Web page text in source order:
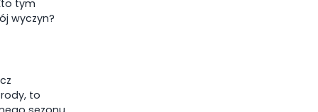
tym
wyczyn?
to